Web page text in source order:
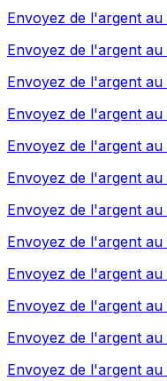
Envoyez de l'argent au
Envoyez de l'argent au
Envoyez de l'argent au
Envoyez de l'argent au
Envoyez de l'argent au
Envoyez de l'argent au
Envoyez de l'argent au
Envoyez de l'argent au
Envoyez de l'argent au
Envoyez de l'argent au
Envoyez de l'argent au
Envoyez de l'argent au